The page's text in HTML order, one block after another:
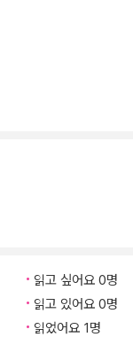
지자 동물들은 각
처음에는 많은 얼
굴들을 쓰고, 나쁘
쓰고 나서야 동물
어야 친구들과 잘
사람에게 전달된다.
되면 다른 사람에게
읽고 싶어요 0명
읽고 있어요 0명
읽었어요 1명